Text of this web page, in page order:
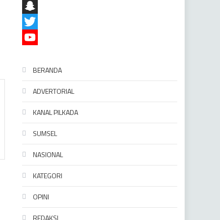
LinkedIn
Snapchat
Twitter
BERANDA
ADVERTORIAL
KANAL PILKADA
SUMSEL
NASIONAL
KATEGORI
OPINI
REDAKSI